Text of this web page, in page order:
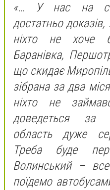
«… У нас на
достатньо
ніхто не хоче
Баранівка,
що скидає
зібрана за два
ніхто не
доведеться за
область дуже
Треба буде
Волинський –
поїдемо